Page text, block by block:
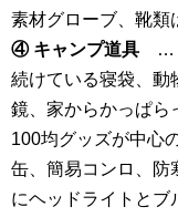
素材グローブ、靴類
④ キャンプ道具 …
続けている寝袋、動
鏡、家からかっぱら
100均グッズが中心
缶、簡易コンロ、防
にヘッドライトとブ